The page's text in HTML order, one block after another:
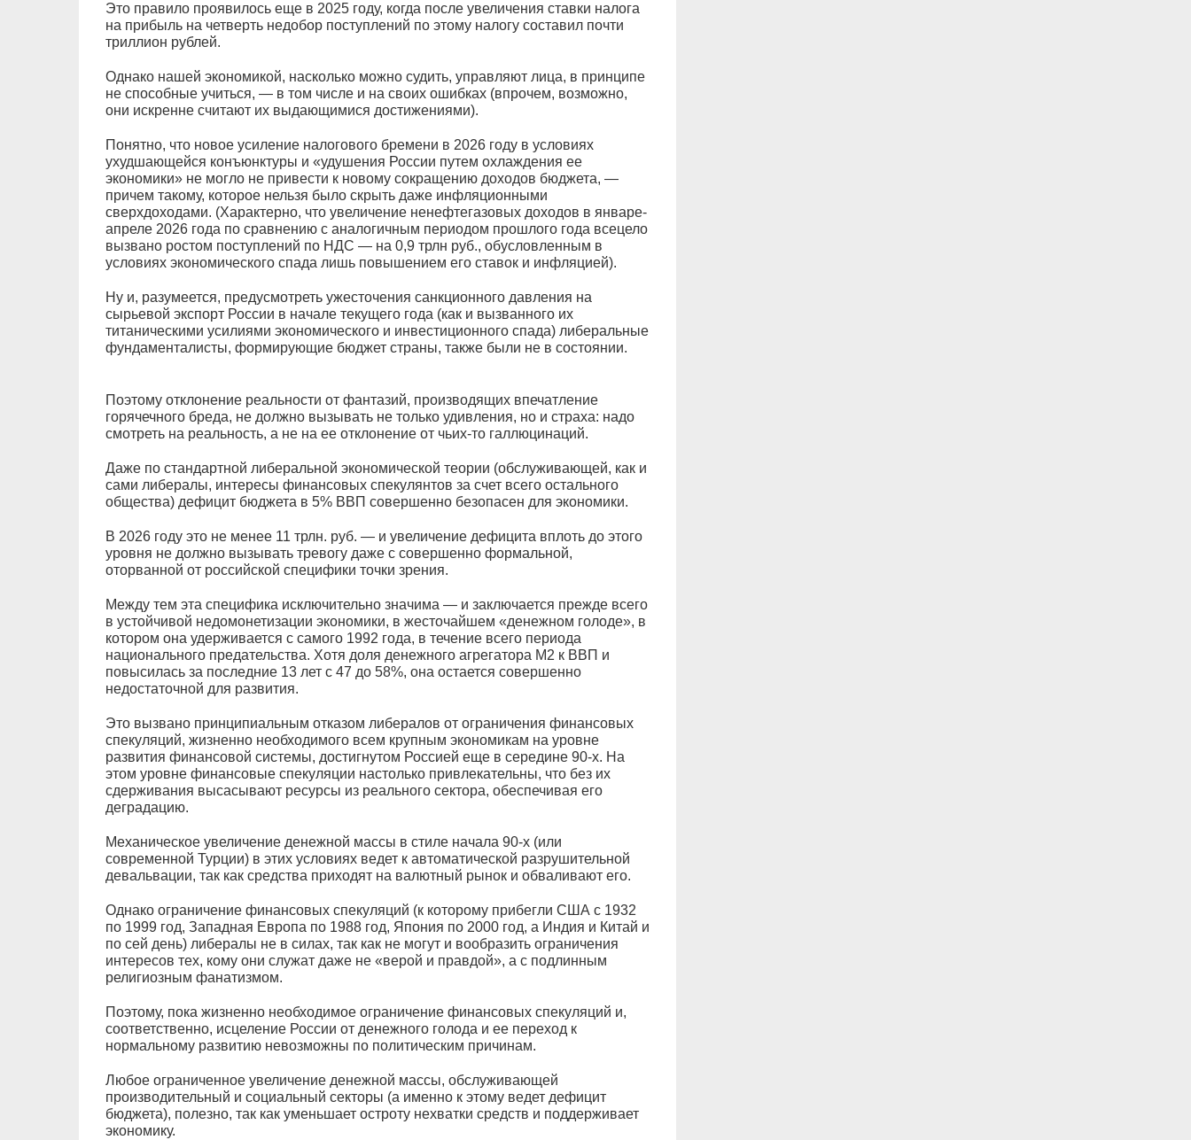
Это правило проявилось еще в 2025 году, когда после увеличения ставки налога
на прибыль на четверть недобор поступлений по этому налогу составил почти
триллион рублей.
Однако нашей экономикой, насколько можно судить, управляют лица, в принципе
не способные учиться, — в том числе и на своих ошибках (впрочем, возможно,
они искренне считают их выдающимися достижениями).
Понятно, что новое усиление налогового бремени в 2026 году в условиях
ухудшающейся конъюнктуры и «удушения России путем охлаждения ее
экономики» не могло не привести к новому сокращению доходов бюджета, —
причем такому, которое нельзя было скрыть даже инфляционными
сверхдоходами. (Характерно, что увеличение ненефтегазовых доходов в январе-
апреле 2026 года по сравнению с аналогичным периодом прошлого года всецело
вызвано ростом поступлений по НДС — на 0,9 трлн руб., обусловленным в
условиях экономического спада лишь повышением его ставок и инфляцией).
Ну и, разумеется, предусмотреть ужесточения санкционного давления на
сырьевой экспорт России в начале текущего года (как и вызванного их
титаническими усилиями экономического и инвестиционного спада) либеральные
фундаменталисты, формирующие бюджет страны, также были не в состоянии.
Поэтому отклонение реальности от фантазий, производящих впечатление
горячечного бреда, не должно вызывать не только удивления, но и страха: надо
смотреть на реальность, а не на ее отклонение от чьих-то галлюцинаций.
Даже по стандартной либеральной экономической теории (обслуживающей, как и
сами либералы, интересы финансовых спекулянтов за счет всего остального
общества) дефицит бюджета в 5% ВВП совершенно безопасен для экономики.
В 2026 году это не менее 11 трлн. руб. — и увеличение дефицита вплоть до этого
уровня не должно вызывать тревогу даже с совершенно формальной,
оторванной от российской специфики точки зрения.
Между тем эта специфика исключительно значима — и заключается прежде всего
в устойчивой недомонетизации экономики, в жесточайшем «денежном голоде», в
котором она удерживается с самого 1992 года, в течение всего периода
национального предательства. Хотя доля денежного агрегатора М2 к ВВП и
повысилась за последние 13 лет с 47 до 58%, она остается совершенно
недостаточной для развития.
Это вызвано принципиальным отказом либералов от ограничения финансовых
спекуляций, жизненно необходимого всем крупным экономикам на уровне
развития финансовой системы, достигнутом Россией еще в середине 90-х. На
этом уровне финансовые спекуляции настолько привлекательны, что без их
сдерживания высасывают ресурсы из реального сектора, обеспечивая его
деградацию.
Механическое увеличение денежной массы в стиле начала 90-х (или
современной Турции) в этих условиях ведет к автоматической разрушительной
девальвации, так как средства приходят на валютный рынок и обваливают его.
Однако ограничение финансовых спекуляций (к которому прибегли США с 1932
по 1999 год, Западная Европа по 1988 год, Япония по 2000 год, а Индия и Китай и
по сей день) либералы не в силах, так как не могут и вообразить ограничения
интересов тех, кому они служат даже не «верой и правдой», а с подлинным
религиозным фанатизмом.
Поэтому, пока жизненно необходимое ограничение финансовых спекуляций и,
соответственно, исцеление России от денежного голода и ее переход к
нормальному развитию невозможны по политическим причинам.
Любое ограниченное увеличение денежной массы, обслуживающей
производительный и социальный секторы (а именно к этому ведет дефицит
бюджета), полезно, так как уменьшает остроту нехватки средств и поддерживает
экономику.